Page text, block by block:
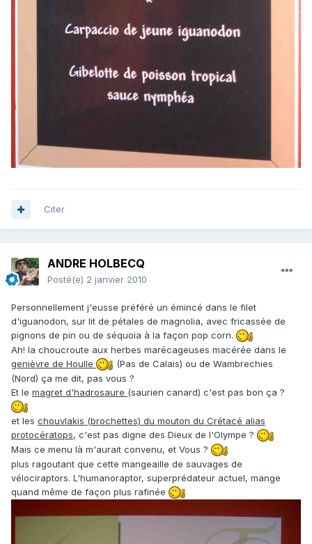
Citer
ANDRE HOLBECQ
Posté(e) 2 janvier 2010
Personnellement j'eusse préféré un émincé dans le filet
d'iguanodon, sur lit de pétales de magnolia, avec fricassée de
pignons de pin ou de séquoia à la façon pop corn.
Ah! la choucroute aux herbes marécageuses macérée dans le
genièvre de Houlle
(Pas de Calais) ou de Wambrechies
(Nord) ça me dit, pas vous ?
Et le magret d'hadrosaure (saurien canard) c'est pas bon ça ?
et les chouvlakis (brochettes) du mouton du Crétacé alias
protocératops, c'est pas digne des Dieux de l'Olympe ?
Mais ce menu là m'aurait convenu, et Vous ?
plus ragoutant que cette mangeaille de sauvages de
vélociraptors. L'humanoraptor, superprédateur actuel, mange
quand même de façon plus rafinée